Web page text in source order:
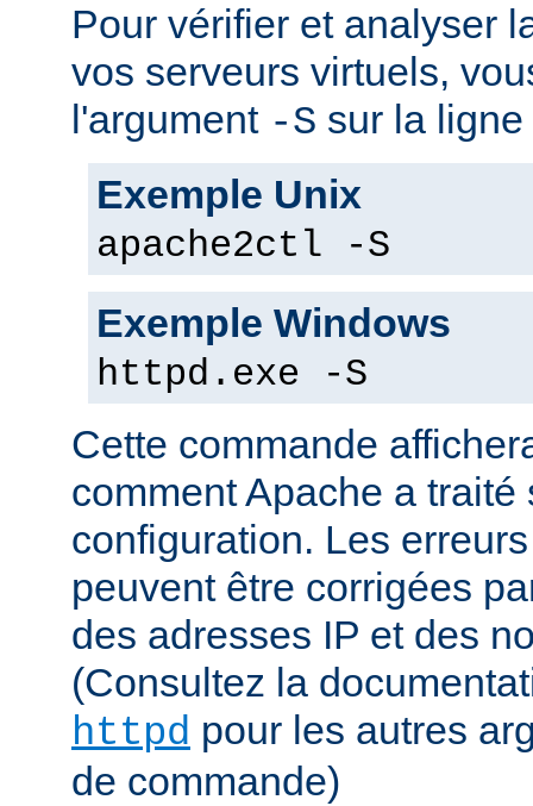
Pour vérifier et analyser
vos serveurs virtuels,
l'argument -S sur la
Exemple Unix
apache2ctl -S
Exemple Windows
httpd.exe -S
Cette commande
comment Apache a traité
configuration. Les
peuvent être corrigées
des adresses IP et des
(Consultez la
httpd pour les autres
de commande)